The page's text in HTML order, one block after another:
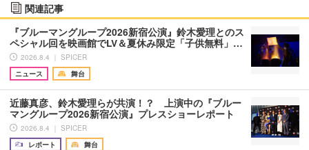
関連記事
『ブルーマングループ2026新宿公演』鈴木愛理とのス
ペシャル回を映画館でLV＆夏休み限定「子供無料」…
2026.8.4 ｜ SPICER
ニュース
舞台
近藤真彦、鈴木愛理らが共演！？ 上演中の『ブルー
マングループ2026新宿公演』プレスショーレポート
2026.8.4 ｜ SPICER
レポート
舞台